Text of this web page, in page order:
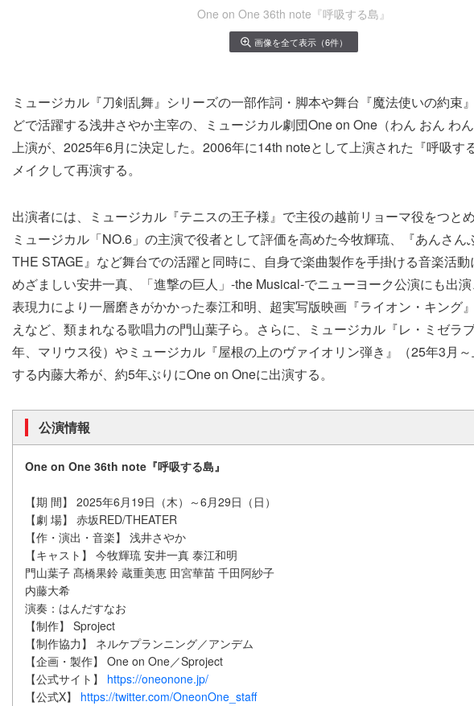
One on One 36th note『呼吸する島』
画像を全て表示（6件）
ミュージカル『刀剣乱舞』シリーズの一部作詞・脚本や舞台『魔法使いの約束
どで活躍する浅井さやか主宰の、ミュージカル劇団One on One（わん おん わ
上演が、2025年6月に決定した。2006年に14th noteとして上演された『呼吸す
メイクして再演する。
出演者には、ミュージカル『テニスの王子様』で主役の越前リョーマ役をつと
ミュージカル「NO.6」の主演で役者として評価を高めた今牧輝琉、『あんさん
THE STAGE』など舞台での活躍と同時に、自身で楽曲製作を手掛ける音楽活
めざましい安井一真、「進撃の巨人」-the Musical-でニューヨーク公演にも出
表現力により一層磨きがかかった泰江和明、超実写版映画『ライオン・キング
えなど、類まれなる歌唱力の門山葉子ら。さらに、ミュージカル『レ・ミゼラ
年、マリウス役）やミュージカル『屋根の上のヴァイオリン弾き』（25年3月
する内藤大希が、約5年ぶりにOne on Oneに出演する。
公演情報
One on One 36th note『呼吸する島』
【期 間】 2025年6月19日（木）～6月29日（日）
【劇 場】 赤坂RED/THEATER
【作・演出・音楽】 浅井さやか
【キャスト】 今牧輝琉 安井一真 泰江和明
門山葉子 髙橋果鈴 蔵重美恵 田宮華苗 千田阿紗子
内藤大希
演奏：はんだすなお
【制作】 Sproject
【制作協力】 ネルケプランニング／アンデム
【企画・製作】 One on One／Sproject
【公式サイト】 https://oneonone.jp/
【公式X】 https://twitter.com/OneonOne_staff